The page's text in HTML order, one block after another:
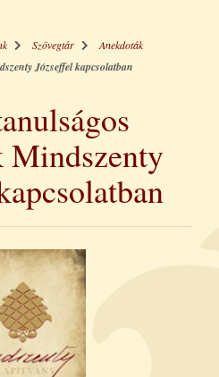
Szövegtár Anekdoták
Józseffel kapcsolatban
Mindszenty